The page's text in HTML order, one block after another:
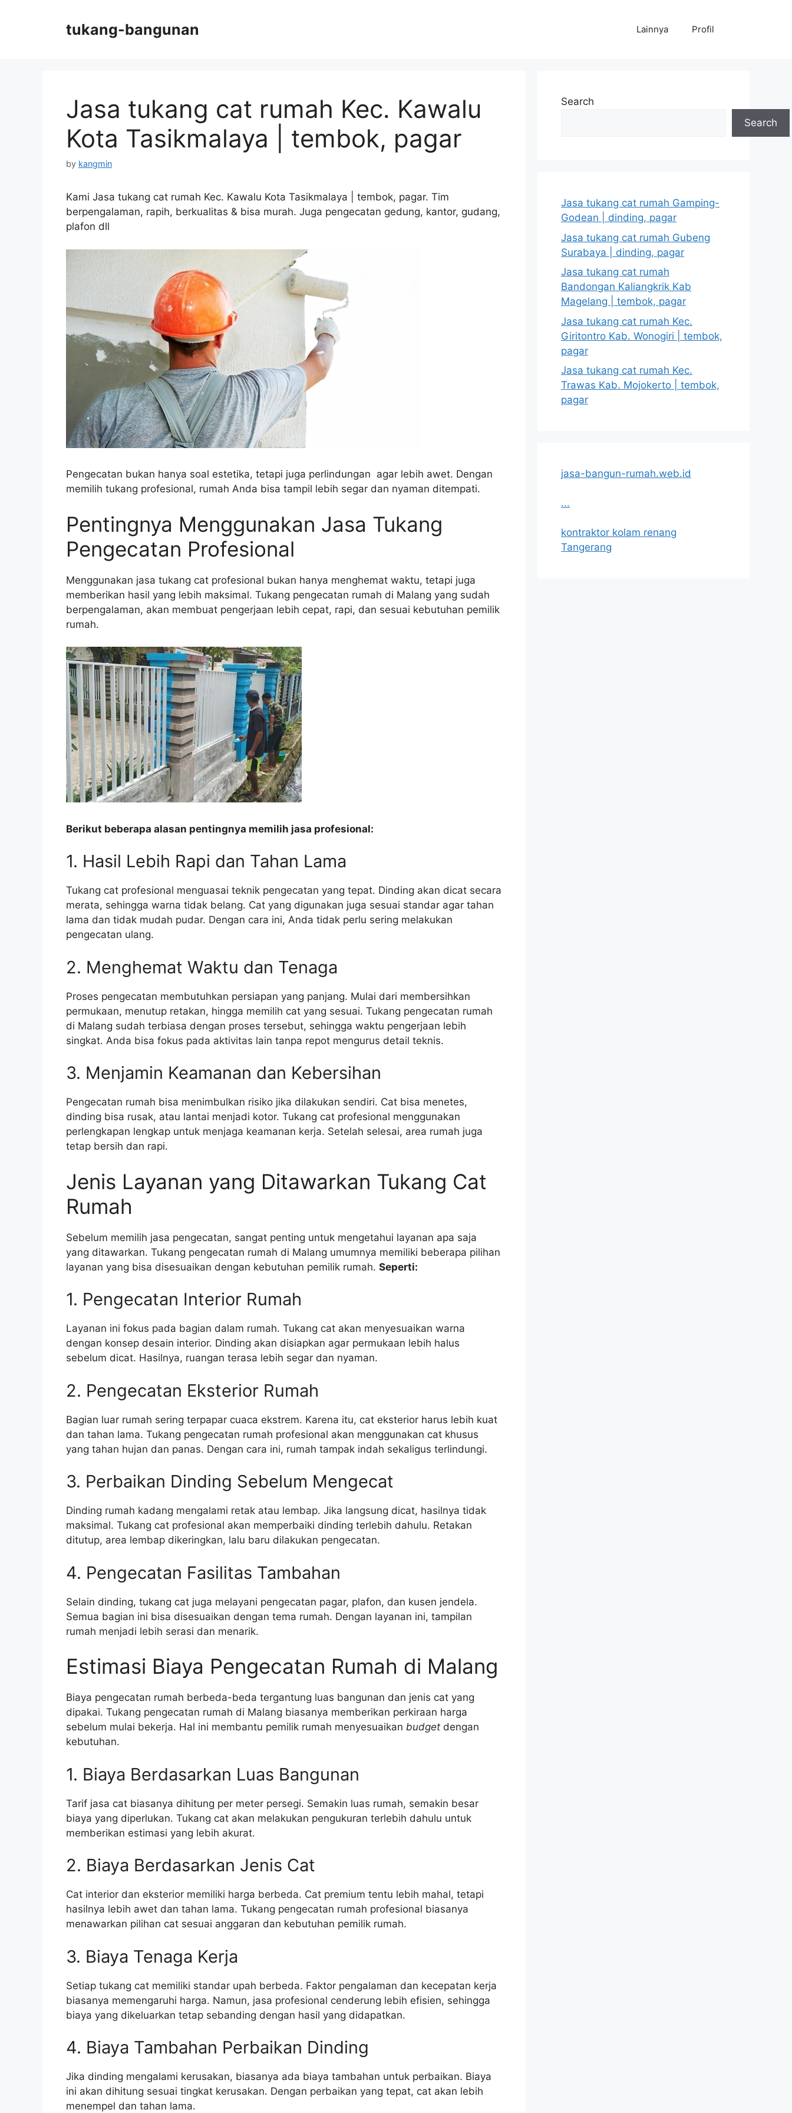
tukang-bangunan Lainnya Profil
Jasa tukang cat rumah Kec. Kawalu
Kota Tasikmalaya | tembok, pagar
by kangmin
Kami Jasa tukang cat rumah Kec. Kawalu Kota Tasikmalaya | tembok, pagar. Tim
berpengalaman, rapih, berkualitas & bisa murah. Juga pengecatan gedung, kantor, gudang,
plafon dll
Pengecatan bukan hanya soal estetika, tetapi juga perlindungan agar lebih awet. Dengan
memilih tukang profesional, rumah Anda bisa tampil lebih segar dan nyaman ditempati.
Pentingnya Menggunakan Jasa Tukang
Pengecatan Profesional
Menggunakan jasa tukang cat profesional bukan hanya menghemat waktu, tetapi juga
memberikan hasil yang lebih maksimal. Tukang pengecatan rumah di Malang yang sudah
berpengalaman, akan membuat pengerjaan lebih cepat, rapi, dan sesuai kebutuhan pemilik
rumah.
Berikut beberapa alasan pentingnya memilih jasa profesional:
1. Hasil Lebih Rapi dan Tahan Lama
Tukang cat profesional menguasai teknik pengecatan yang tepat. Dinding akan dicat secara
merata, sehingga warna tidak belang. Cat yang digunakan juga sesuai standar agar tahan
lama dan tidak mudah pudar. Dengan cara ini, Anda tidak perlu sering melakukan
pengecatan ulang.
2. Menghemat Waktu dan Tenaga
Proses pengecatan membutuhkan persiapan yang panjang. Mulai dari membersihkan
permukaan, menutup retakan, hingga memilih cat yang sesuai. Tukang pengecatan rumah
di Malang sudah terbiasa dengan proses tersebut, sehingga waktu pengerjaan lebih
singkat. Anda bisa fokus pada aktivitas lain tanpa repot mengurus detail teknis.
3. Menjamin Keamanan dan Kebersihan
Pengecatan rumah bisa menimbulkan risiko jika dilakukan sendiri. Cat bisa menetes,
dinding bisa rusak, atau lantai menjadi kotor. Tukang cat profesional menggunakan
perlengkapan lengkap untuk menjaga keamanan kerja. Setelah selesai, area rumah juga
tetap bersih dan rapi.
Jenis Layanan yang Ditawarkan Tukang Cat
Rumah
Sebelum memilih jasa pengecatan, sangat penting untuk mengetahui layanan apa saja
yang ditawarkan. Tukang pengecatan rumah di Malang umumnya memiliki beberapa pilihan
layanan yang bisa disesuaikan dengan kebutuhan pemilik rumah. Seperti:
1. Pengecatan Interior Rumah
Layanan ini fokus pada bagian dalam rumah. Tukang cat akan menyesuaikan warna
dengan konsep desain interior. Dinding akan disiapkan agar permukaan lebih halus
sebelum dicat. Hasilnya, ruangan terasa lebih segar dan nyaman.
2. Pengecatan Eksterior Rumah
Bagian luar rumah sering terpapar cuaca ekstrem. Karena itu, cat eksterior harus lebih kuat
dan tahan lama. Tukang pengecatan rumah profesional akan menggunakan cat khusus
yang tahan hujan dan panas. Dengan cara ini, rumah tampak indah sekaligus terlindungi.
3. Perbaikan Dinding Sebelum Mengecat
Dinding rumah kadang mengalami retak atau lembap. Jika langsung dicat, hasilnya tidak
maksimal. Tukang cat profesional akan memperbaiki dinding terlebih dahulu. Retakan
ditutup, area lembap dikeringkan, lalu baru dilakukan pengecatan.
4. Pengecatan Fasilitas Tambahan
Selain dinding, tukang cat juga melayani pengecatan pagar, plafon, dan kusen jendela.
Semua bagian ini bisa disesuaikan dengan tema rumah. Dengan layanan ini, tampilan
rumah menjadi lebih serasi dan menarik.
Estimasi Biaya Pengecatan Rumah di Malang
Biaya pengecatan rumah berbeda-beda tergantung luas bangunan dan jenis cat yang
dipakai. Tukang pengecatan rumah di Malang biasanya memberikan perkiraan harga
sebelum mulai bekerja. Hal ini membantu pemilik rumah menyesuaikan budget dengan
kebutuhan.
1. Biaya Berdasarkan Luas Bangunan
Tarif jasa cat biasanya dihitung per meter persegi. Semakin luas rumah, semakin besar
biaya yang diperlukan. Tukang cat akan melakukan pengukuran terlebih dahulu untuk
memberikan estimasi yang lebih akurat.
2. Biaya Berdasarkan Jenis Cat
Cat interior dan eksterior memiliki harga berbeda. Cat premium tentu lebih mahal, tetapi
hasilnya lebih awet dan tahan lama. Tukang pengecatan rumah profesional biasanya
menawarkan pilihan cat sesuai anggaran dan kebutuhan pemilik rumah.
3. Biaya Tenaga Kerja
Setiap tukang cat memiliki standar upah berbeda. Faktor pengalaman dan kecepatan kerja
biasanya memengaruhi harga. Namun, jasa profesional cenderung lebih efisien, sehingga
biaya yang dikeluarkan tetap sebanding dengan hasil yang didapatkan.
4. Biaya Tambahan Perbaikan Dinding
Jika dinding mengalami kerusakan, biasanya ada biaya tambahan untuk perbaikan. Biaya
ini akan dihitung sesuai tingkat kerusakan. Dengan perbaikan yang tepat, cat akan lebih
menempel dan tahan lama.
Search
Search
Jasa tukang cat rumah Gamping-
Godean | dinding, pagar
Jasa tukang cat rumah Gubeng
Surabaya | dinding, pagar
Jasa tukang cat rumah
Bandongan Kaliangkrik Kab
Magelang | tembok, pagar
Jasa tukang cat rumah Kec.
Giritontro Kab. Wonogiri | tembok,
pagar
Jasa tukang cat rumah Kec.
Trawas Kab. Mojokerto | tembok,
pagar
jasa-bangun-rumah.web.id
...
kontraktor kolam renang
Tangerang